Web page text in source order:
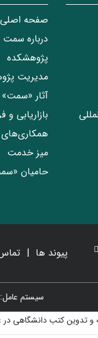
صفحه اصلی
درباره سمت
پژوهشکده
مدیریت
آثار «سمت»
بازاریابی
میز خدمت
حامیان
پیوند ها
سیستم عامل: Mac
و تدوین کتب دانشگاهی